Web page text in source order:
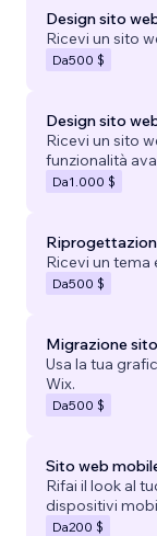
Design sito
Ricevi un sito
Da500 $
Design sito
Ricevi un sito
funzionalità
Da1.000 $
Ricevi un tema
Da500 $
Migrazione
Usa la tua
Wix.
Da500 $
Sito web
Rifai il look al
dispositivi
Da200 $